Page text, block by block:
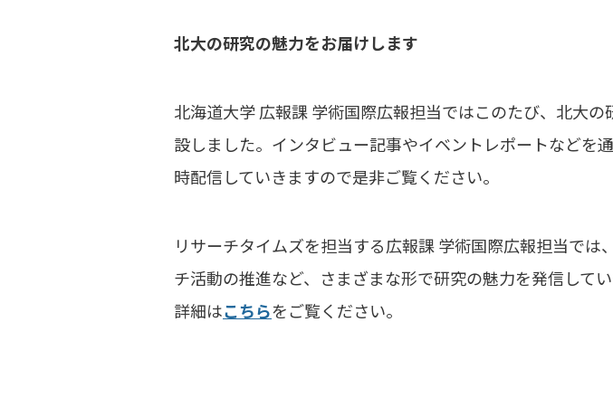
北大の研究の魅力をお届けします
北海道大学 広報課 学術国際広報担当ではこのたび、北大
設しました。インタビュー記事やイベントレポートなどを
時配信していきますので是非ご覧ください。
リサーチタイムズを担当する広報課 学術国際広報担当で
チ活動の推進など、さまざまな形で研究の魅力を発信してい
詳細はこちらをご覧ください。